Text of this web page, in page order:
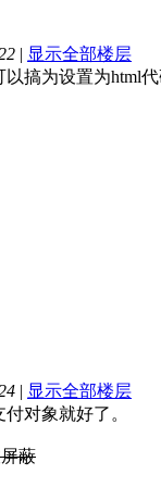
| 显示全部楼层
搞为设置为html
| 显示全部楼层
对象就好了。
蔽